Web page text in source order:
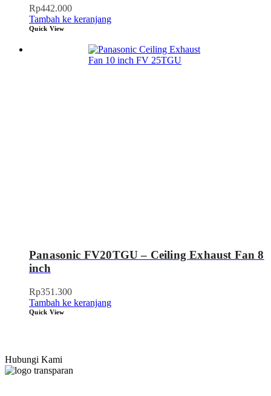
Rp442.000
Tambah ke keranjang
Quick View
Panasonic FV20TGU – Ceiling Exhaust Fan 8
inch
Rp351.300
Tambah ke keranjang
Quick View
Hubungi Kami